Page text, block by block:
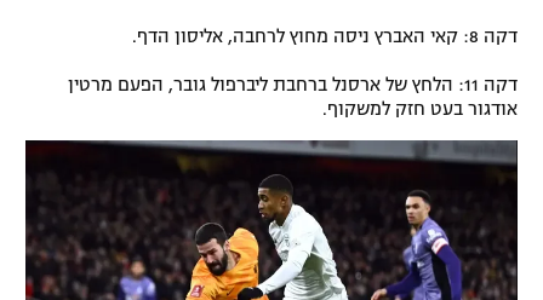
דקה 8: קאי האברץ ניסה מחוץ לרחבה, אליסון הדף.
דקה 11: הלחץ של ארסנל ברחבת ליברפול גובר, הפעם מרטין
אודגור בעט חזק למשקוף.